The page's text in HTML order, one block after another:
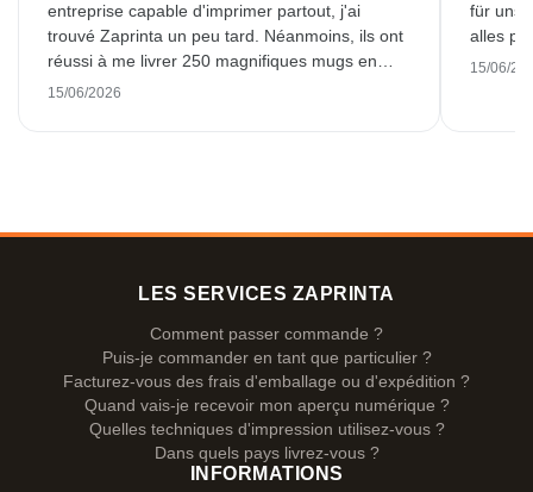
entreprise capable d'imprimer partout, j'ai
trouvé Zaprinta un peu tard. Néanmoins, ils ont
réussi à me livrer 250 magnifiques mugs en
émail dans les délais. J'en suis très contente.
15/06/2026
für
alles
15/06/
LES SERVICES ZAPRINTA
Comment passer commande ?
Puis-je commander en tant que particulier ?
Facturez-vous des frais d'emballage ou d'expédition ?
Quand vais-je recevoir mon aperçu numérique ?
Quelles techniques d'impression utilisez-vous ?
Dans quels pays livrez-vous ?
INFORMATIONS